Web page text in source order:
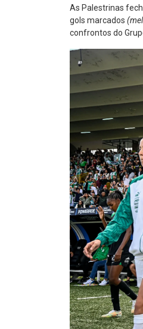
As Palestrinas
gols marcados
confrontos do
R$46,04